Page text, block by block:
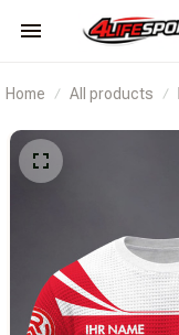
Home All products